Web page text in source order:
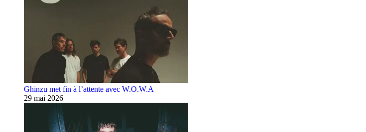
Ghinzu met fin à l’attente avec W.O.W.A
29 mai 2026